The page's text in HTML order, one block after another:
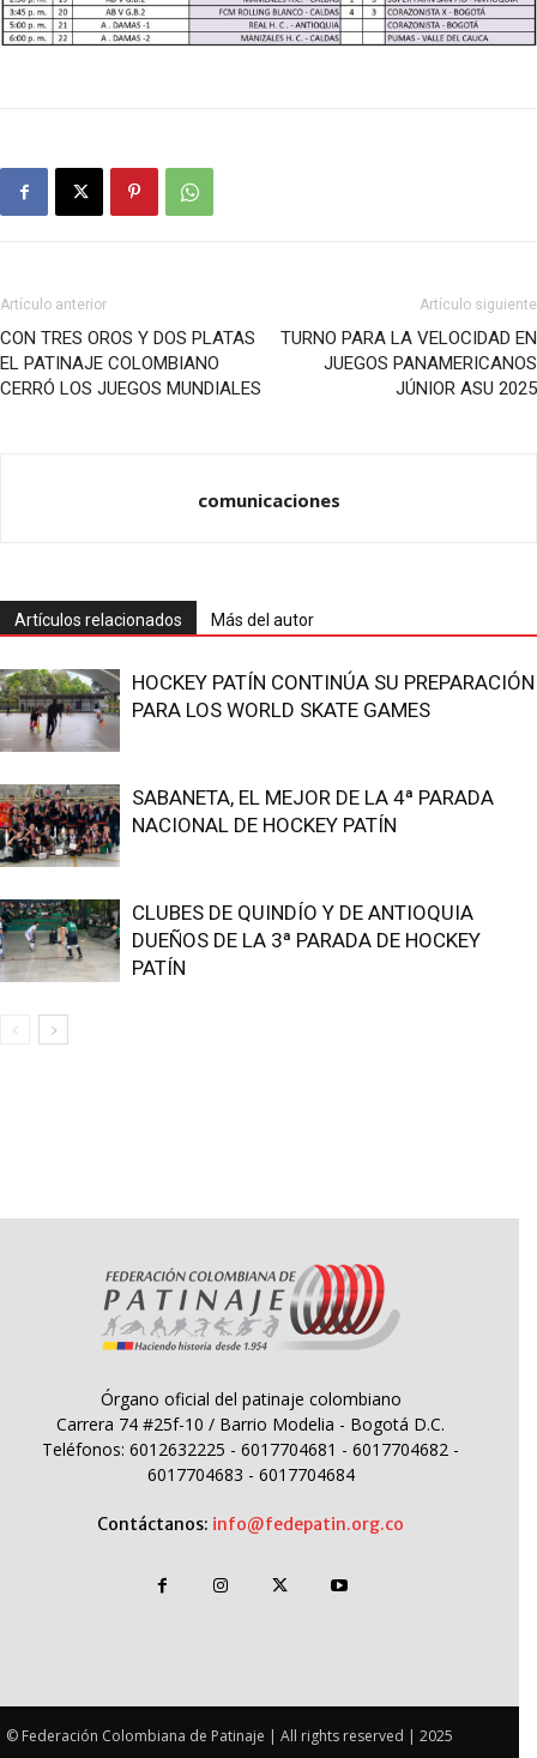
Artículo anterior
CON TRES OROS Y DOS PLATAS
EL PATINAJE COLOMBIANO
CERRÓ LOS JUEGOS MUNDIALES
Artículo siguiente
TURNO PARA LA VELOCIDAD EN
JUEGOS PANAMERICANOS
JÚNIOR ASU 2025
comunicaciones
Artículos relacionados Más del autor
HOCKEY PATÍN CONTINÚA SU PREPARACIÓN
PARA LOS WORLD SKATE GAMES
SABANETA, EL MEJOR DE LA 4ª PARADA
NACIONAL DE HOCKEY PATÍN
CLUBES DE QUINDÍO Y DE ANTIOQUIA
DUEÑOS DE LA 3ª PARADA DE HOCKEY
PATÍN
Órgano oficial del patinaje colombiano
Carrera 74 #25f-10 / Barrio Modelia - Bogotá D.C.
Teléfonos: 6012632225 - 6017704681 - 6017704682 -
6017704683 - 6017704684
Contáctanos: info@fedepatin.org.co
© Federación Colombiana de Patinaje | All rights reserved | 2025